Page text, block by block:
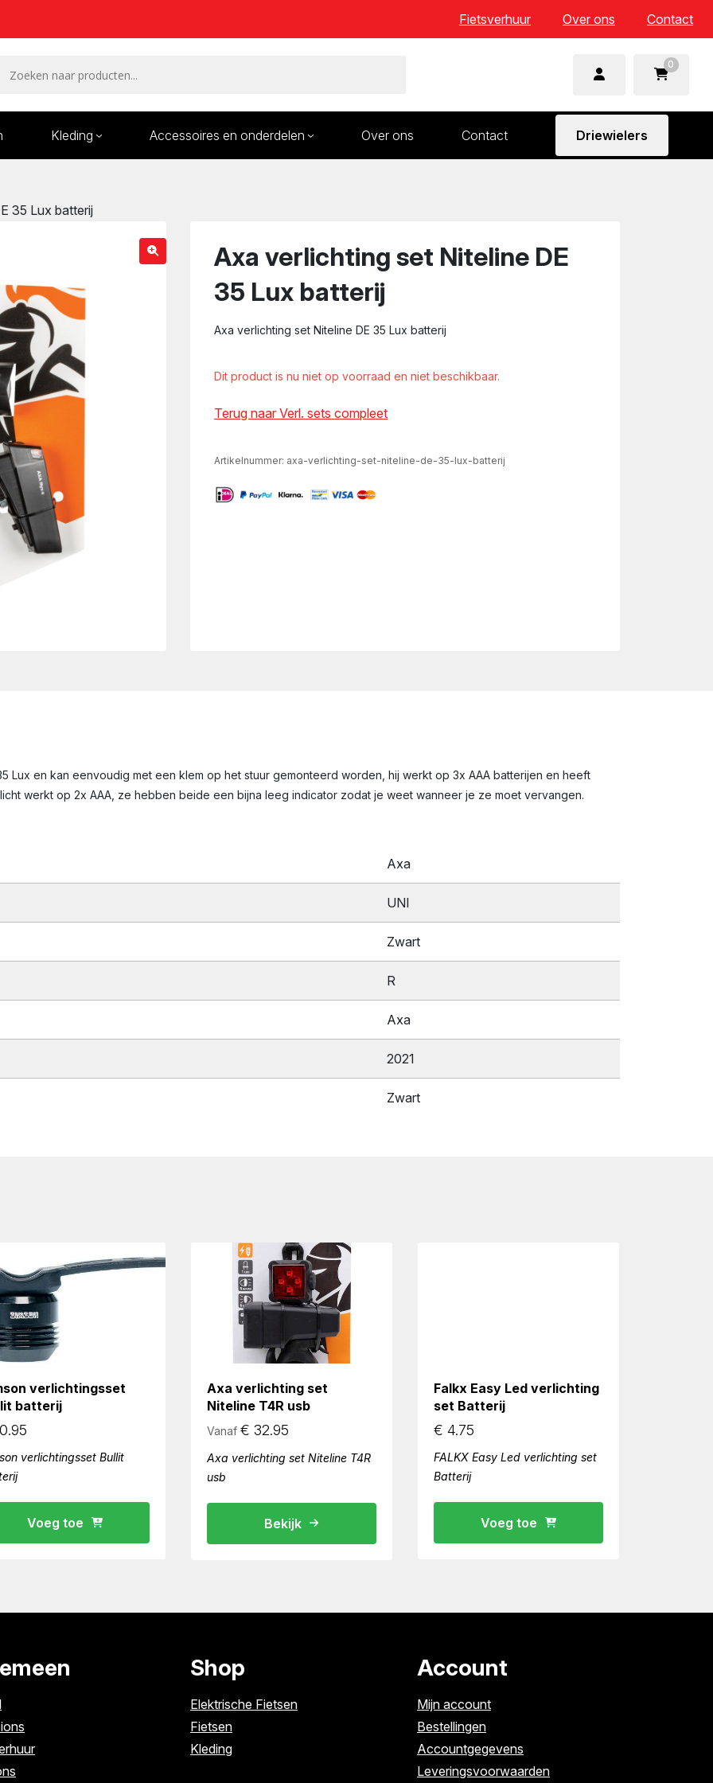
Fietsverhuur Over ons Contact
0
Kleding Accessoires en onderdelen
Sturen
Over ons Contact Driewielers
35 Lux batterij
Axa verlichting set Niteline DE
35 Lux batterij
Axa verlichting set Niteline DE 35 Lux batterij
Dit product is nu niet op voorraad en niet beschikbaar.
Terug naar Verl. sets compleet
Artikelnummer: axa-verlichting-set-niteline-de-35-lux-batterij
Lux en kan eenvoudig met een klem op het stuur gemonteerd worden, hij werkt op 3x AAA batterijen en heeft
werkt op 2x AAA, ze hebben beide een bijna leeg indicator zodat je weet wanneer je ze moet vervangen.
Axa
UNI
Zwart
R
Axa
2021
Zwart
verlichtingsset
batterij
verlichtingsset Bullit
Voeg toe
Axa verlichting set
Niteline T4R usb
Vanaf € 32.95
Axa verlichting set Niteline T4R
usb
Bekijk
Falkx Easy Led verlichting
set Batterij
€ 4.75
FALKX Easy Led verlichting set
Batterij
Voeg toe
Shop
Elektrische Fietsen
Fietsen
Kleding
Account
Mijn account
Bestellingen
Accountgegevens
Leveringsvoorwaarden